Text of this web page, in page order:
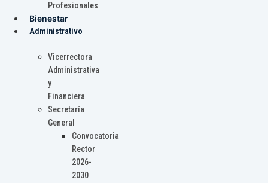
Profesionales
Bienestar
Administrativo
Vicerrectora
Administrativa
y
Financiera
Secretaría
General
Convocatoria
Rector
2026-
2030